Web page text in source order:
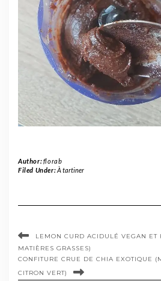
Author:florab
Filed Under:À tartiner
LEMON CURD ACIDULÉ VEGAN ET
MATIÈRES GRASSES)
CONFITURE CRUE DE CHIA EXOTIQUE
CITRON VERT)